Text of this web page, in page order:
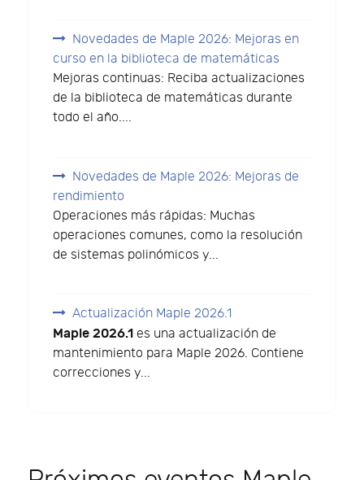
Novedades de Maple 2026: Mejoras en
curso en la biblioteca de matemáticas
Mejoras continuas: Reciba actualizaciones
de la biblioteca de matemáticas durante
todo el año....
Novedades de Maple 2026: Mejoras de
rendimiento
Operaciones más rápidas: Muchas
operaciones comunes, como la resolución
de sistemas polinómicos y...
Actualización Maple 2026.1
Maple 2026.1 es una actualización de
mantenimiento para Maple 2026. Contiene
correcciones y...